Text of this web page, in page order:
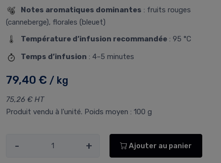
Notes aromatiques dominantes : fruits rouges
(canneberge), florales (bleuet)
Température d’infusion recommandée : 95 °C
Temps d’infusion : 4–5 minutes
79,40 € / kg
75,26 € HT
Produit vendu à l'unité. Poids moyen : 100 g
- + Ajouter au panier